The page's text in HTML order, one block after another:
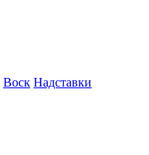
Воск Надставки